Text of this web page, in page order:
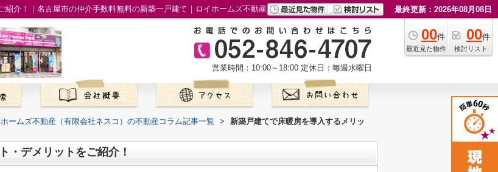
介！｜名古屋市の仲介手数料無料の新築一戸建て｜ロイホームズ不動産 最終更新：2026年08月08日
00件
最近見た物件
00件
検討リスト
営業時間：10:00～18:00 定休日：毎週水曜日
ホームズ不動産（有限会社ネスコ）の不動産コラム記事一覧 >
新築戸建てで床暖房を導入するメリッ
・デメリットをご紹介！